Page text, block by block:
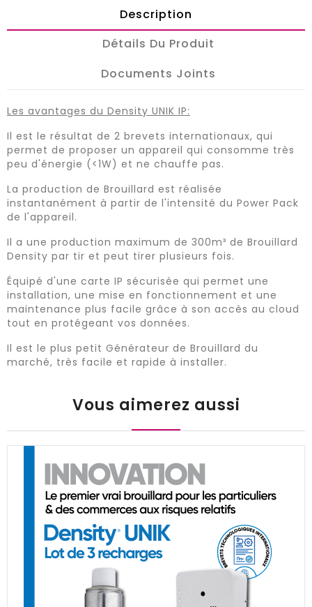
Description
Détails Du Produit
Documents Joints
Les avantages du Density UNIK IP:
Il est le résultat de 2 brevets internationaux, qui
permet de proposer un appareil qui consomme très
peu d'énergie (<1W) et ne chauffe pas.
La production de Brouillard est réalisée
instantanément à partir de l'intensité du Power Pack
de l'appareil.
Il a une production maximum de 300m³ de Brouillard
Density par tir et peut tirer plusieurs fois.
Équipé d'une carte IP sécurisée qui permet une
installation, une mise en fonctionnement et une
maintenance plus facile grâce à son accès au cloud
tout en protégeant vos données.
Il est le plus petit Générateur de Brouillard du
marché, très facile et rapide à installer.
Vous aimerez aussi